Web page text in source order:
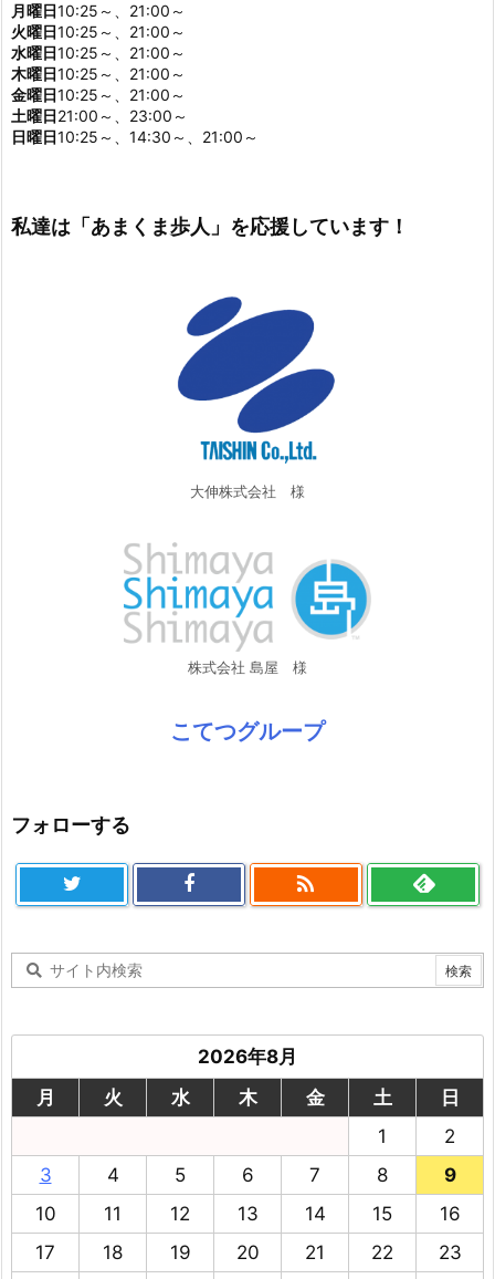
月曜日10:25～、21:00～
火曜日10:25～、21:00～
水曜日10:25～、21:00～
木曜日10:25～、21:00～
金曜日10:25～、21:00～
土曜日21:00～、23:00～
日曜日10:25～、14:30～、21:00～
私達は「あまくま歩人」を応援しています！
大伸株式会社 様
株式会社 島屋 様
こてつグループ
フォローする

2026年8月
月
火 水 木 金 土
日
1
2
3
4 5 6 7 8
9
10
11 12 13 14 15
16
17
18 19 20 21 22
23